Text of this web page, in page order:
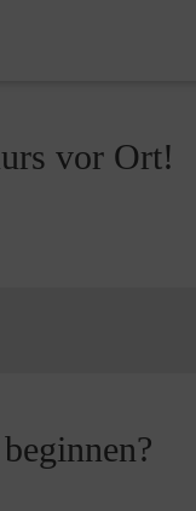
vor Ort!